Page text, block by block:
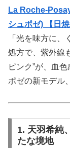
La Roche-
シュポゼ) 【日
「光を味方に
処方で、紫外線
ピンク”が、血
ポゼの新モデル
1. 天羽希純
たな境地